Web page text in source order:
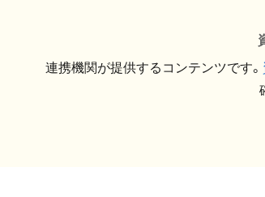
連携機関が提供するコンテンツです。